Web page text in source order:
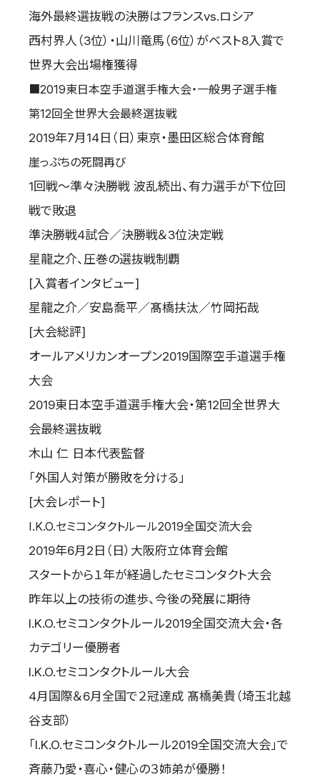
海外最終選抜戦の決勝はフランスvs.ロシア
西村界人（3位）・山川竜馬（6位）がベスト8入賞で
世界大会出場権獲得
■2019東日本空手道選手権大会・一般男子選手権
第12回全世界大会最終選抜戦
2019年7月14日（日）東京・墨田区総合体育館
崖っぷちの死闘再び
1回戦～準々決勝戦 波乱続出、有力選手が下位回
戦で敗退
準決勝戦4試合／決勝戦＆3位決定戦
星龍之介、圧巻の選抜戦制覇
[入賞者インタビュー]
星龍之介／安島喬平／髙橋扶汰／竹岡拓哉
[大会総評]
オールアメリカンオープン2019国際空手道選手権
大会
2019東日本空手道選手権大会・第12回全世界大
会最終選抜戦
木山 仁 日本代表監督
「外国人対策が勝敗を分ける」
[大会レポート]
I.K.O.セミコンタクトルール2019全国交流大会
2019年6月2日（日）大阪府立体育会館
スタートから１年が経過したセミコンタクト大会
昨年以上の技術の進歩、今後の発展に期待
I.K.O.セミコンタクトルール2019全国交流大会・各
カテゴリー優勝者
I.K.O.セミコンタクトルール大会
4月国際＆6月全国で２冠達成 髙橋美貴（埼玉北越
谷支部）
「I.K.O.セミコンタクトルール2019全国交流大会」で
斉藤乃愛・喜心・健心の３姉弟が優勝！